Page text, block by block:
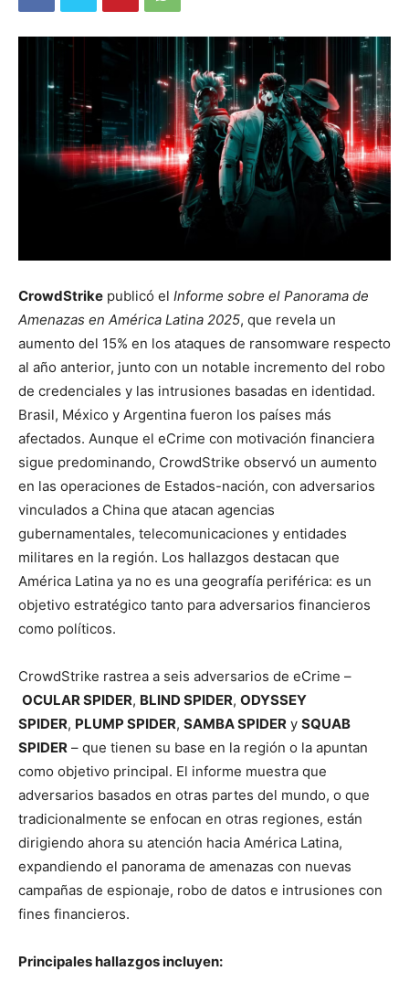
CrowdStrike publicó el Informe sobre el Panorama de
Amenazas en América Latina 2025, que revela un
aumento del 15% en los ataques de ransomware respecto
al año anterior, junto con un notable incremento del robo
de credenciales y las intrusiones basadas en identidad.
Brasil, México y Argentina fueron los países más
afectados. Aunque el eCrime con motivación financiera
sigue predominando, CrowdStrike observó un aumento
en las operaciones de Estados-nación, con adversarios
vinculados a China que atacan agencias
gubernamentales, telecomunicaciones y entidades
militares en la región. Los hallazgos destacan que
América Latina ya no es una geografía periférica: es un
objetivo estratégico tanto para adversarios financieros
como políticos.
CrowdStrike rastrea a seis adversarios de eCrime –
OCULAR SPIDER, BLIND SPIDER, ODYSSEY
SPIDER, PLUMP SPIDER, SAMBA SPIDER y SQUAB
SPIDER – que tienen su base en la región o la apuntan
como objetivo principal. El informe muestra que
adversarios basados en otras partes del mundo, o que
tradicionalmente se enfocan en otras regiones, están
dirigiendo ahora su atención hacia América Latina,
expandiendo el panorama de amenazas con nuevas
campañas de espionaje, robo de datos e intrusiones con
fines financieros.
Principales hallazgos incluyen: